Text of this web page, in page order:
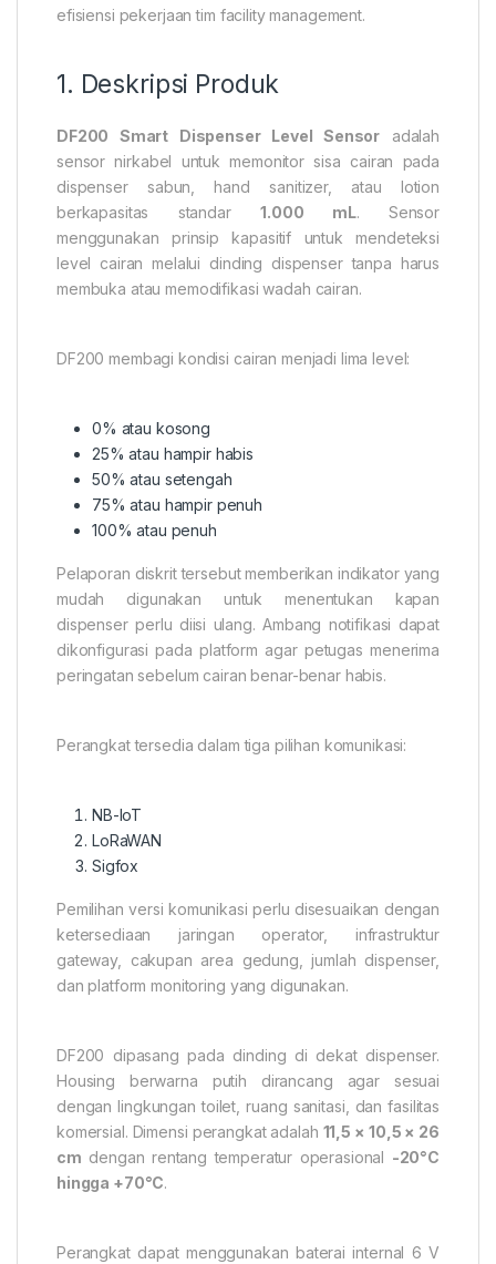
efisiensi pekerjaan tim facility management.
1. Deskripsi Produk
DF200 Smart Dispenser Level Sensor adalah
sensor nirkabel untuk memonitor sisa cairan pada
dispenser sabun, hand sanitizer, atau lotion
berkapasitas standar1.000 mL. Sensor
menggunakan prinsip kapasitif untuk mendeteksi
level cairan melalui dinding dispenser tanpa harus
membuka atau memodifikasi wadah cairan.
DF200 membagi kondisi cairan menjadi lima level:
0% atau kosong
25% atau hampir habis
50% atau setengah
75% atau hampir penuh
100% atau penuh
Pelaporan diskrit tersebut memberikan indikator yang
mudah digunakan untuk menentukan kapan
dispenser perlu diisi ulang. Ambang notifikasi dapat
dikonfigurasi pada platform agar petugas menerima
peringatan sebelum cairan benar-benar habis.
Perangkat tersedia dalam tiga pilihan komunikasi:
NB-IoT
LoRaWAN
Sigfox
Pemilihan versi komunikasi perlu disesuaikan dengan
ketersediaan jaringan operator, infrastruktur
gateway, cakupan area gedung, jumlah dispenser,
dan platform monitoring yang digunakan.
DF200 dipasang pada dinding di dekat dispenser.
Housing berwarna putih dirancang agar sesuai
dengan lingkungan toilet, ruang sanitasi, dan fasilitas
komersial. Dimensi perangkat adalah 11,5 × 10,5 × 26
cm dengan rentang temperatur operasional -20°C
hingga +70°C.
Perangkat dapat menggunakan baterai internal 6 V